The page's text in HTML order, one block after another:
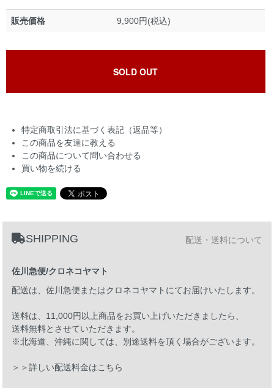
販売価格 9,900円(税込)
SOLD OUT
特定商取引法に基づく表記（返品等）
この商品を友達に教える
この商品について問い合わせる
買い物を続ける
SHIPPING 配送・送料について
佐川急便/クロネコヤマト
配送は、佐川急便またはクロネコヤマトにてお届けいたします。
送料は、11,000円以上商品をお買い上げいただきましたら、
送料無料とさせていただきます。
※北海道、沖縄に関しては、別途送料を頂く場合がございます。
＞＞詳しい配送料金はこちら